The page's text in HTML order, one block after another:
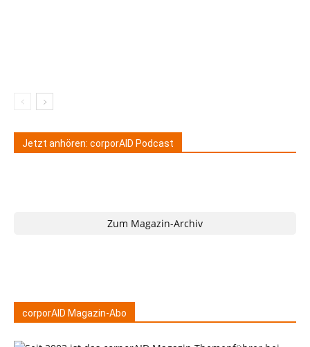
Jetzt anhören: corporAID Podcast
Zum Magazin-Archiv
corporAID Magazin-Abo